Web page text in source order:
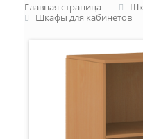
Главная страница
Шкафы для кабинетов